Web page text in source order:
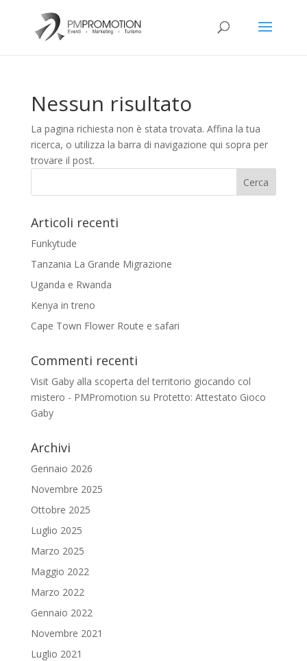
Nessun risultato
La pagina richiesta non è stata trovata. Affina la tua
ricerca, o utilizza la barra di navigazione qui sopra per
trovare il post.
Articoli recenti
Funkytude
Tanzania La Grande Migrazione
Uganda e Rwanda
Kenya in treno
Cape Town Flower Route e safari
Commenti recenti
Visit Gaby alla scoperta del territorio giocando col
mistero - PMPromotion su Protetto: Attestato Gioco
Gaby
Archivi
Gennaio 2026
Novembre 2025
Ottobre 2025
Luglio 2025
Marzo 2025
Maggio 2022
Marzo 2022
Gennaio 2022
Novembre 2021
Luglio 2021